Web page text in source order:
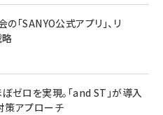
「SANYO公式アプリ」、リ
ゼロを実現。「and ST」が導入
アプローチ